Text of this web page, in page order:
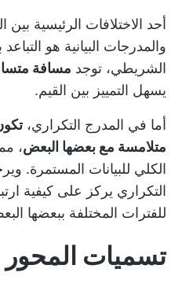
أحد الاختلافات الرئيسية
والمدرجات البيانية هو
الشريطي، توجد مسافة
يسهل التمييز بين القيم.
أما في المدرج التكراري،
متلامسة مع بعضها البعض،
الكلي للبيانات المستمرة.
التكراري يركز على كيفية
للفترات المختلفة ببعضها
تسميات المحور